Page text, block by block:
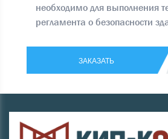
необходимо для выполнения
регламента о безопасности
ЗАКАЗАТЬ